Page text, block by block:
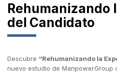
Rehumanizando
del Candidato
Descubre “Rehumanizando la
nuevo estudio de ManpowerGroup